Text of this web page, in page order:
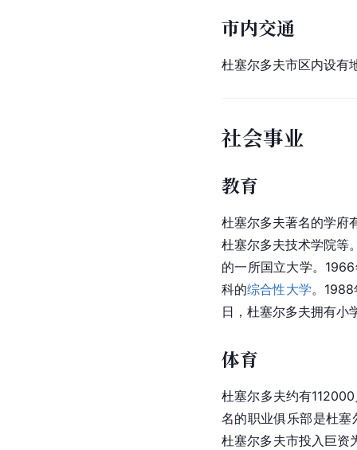
市内交通
杜塞尔多夫市区内设有
社会事业
教育
杜塞尔多夫著名的学府
杜塞尔多夫技术学院等
的一所国立大学。
科的综合性大学。
日，杜塞尔多夫拥有
体育
杜塞尔多夫约有
名的职业俱乐部是杜
杜塞尔多夫市投入巨资